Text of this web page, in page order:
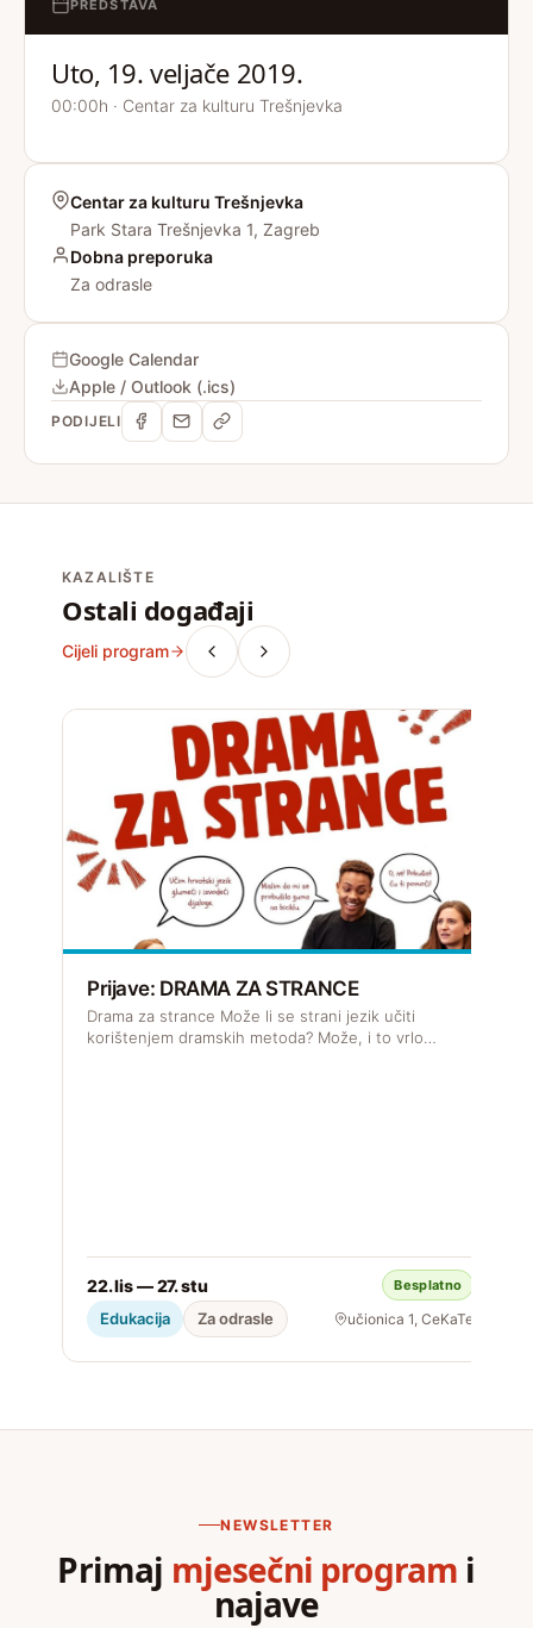
PREDSTAVA
Uto, 19. veljače 2019.
00:00h · Centar za kulturu Trešnjevka
Centar za kulturu Trešnjevka
Park Stara Trešnjevka 1, Zagreb
Dobna preporuka
Za odrasle
Google Calendar
Apple / Outlook (.ics)
PODIJELI
KAZALIŠTE
Ostali događaji
Cijeli program
Prijave: DRAMA ZA STRANCE
Drama za strance Može li se strani jezik učiti
korištenjem dramskih metoda? Može, i to vrlo…
22. lis — 27. stu Besplatno
Edukacija Za odrasle učionica 1, CeKaTe
NEWSLETTER
Primaj mjesečni program i
najave